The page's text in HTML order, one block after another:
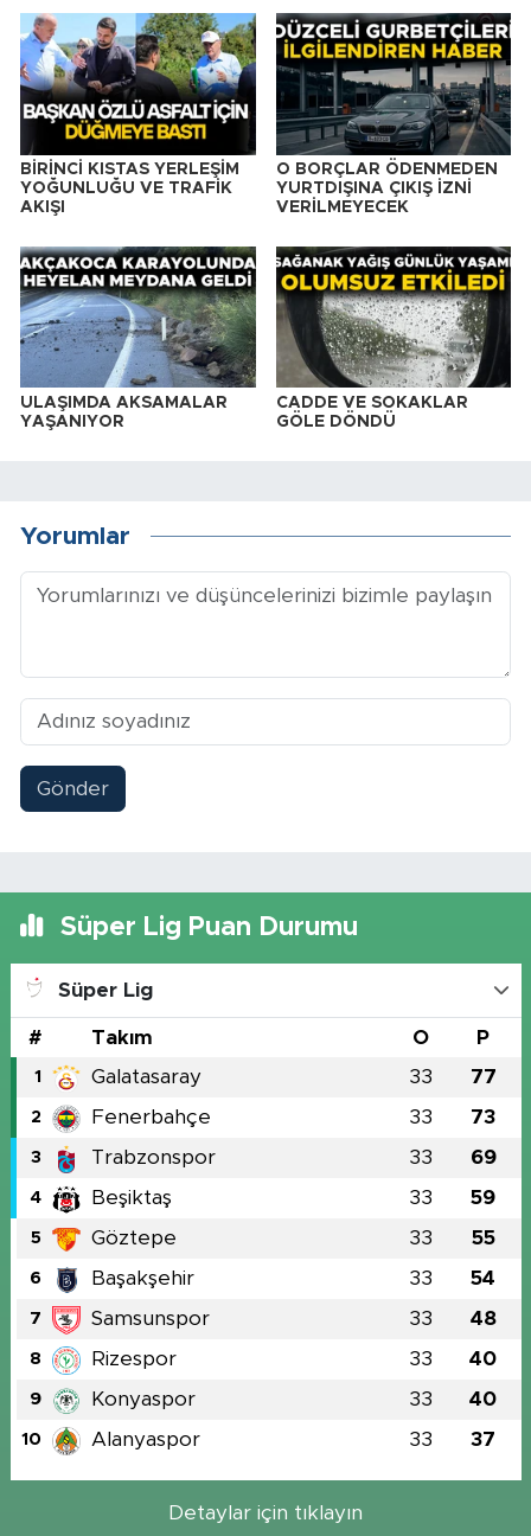
BİRİNCİ KISTAS YERLEŞİM
YOĞUNLUĞU VE TRAFİK
AKIŞI
O BORÇLAR ÖDENMEDEN
YURTDIŞINA ÇIKIŞ İZNİ
VERİLMEYECEK
ULAŞIMDA AKSAMALAR
YAŞANIYOR
CADDE VE SOKAKLAR
GÖLE DÖNDÜ
Yorumlar
Gönder
Süper Lig Puan Durumu
Süper Lig
# Takım O P
1 Galatasaray 33 77
2 Fenerbahçe 33 73
3 Trabzonspor 33 69
4 Beşiktaş 33 59
5 Göztepe 33 55
6 Başakşehir 33 54
7 Samsunspor 33 48
8 Rizespor 33 40
9 Konyaspor 33 40
10 Alanyaspor 33 37
Detaylar için tıklayın